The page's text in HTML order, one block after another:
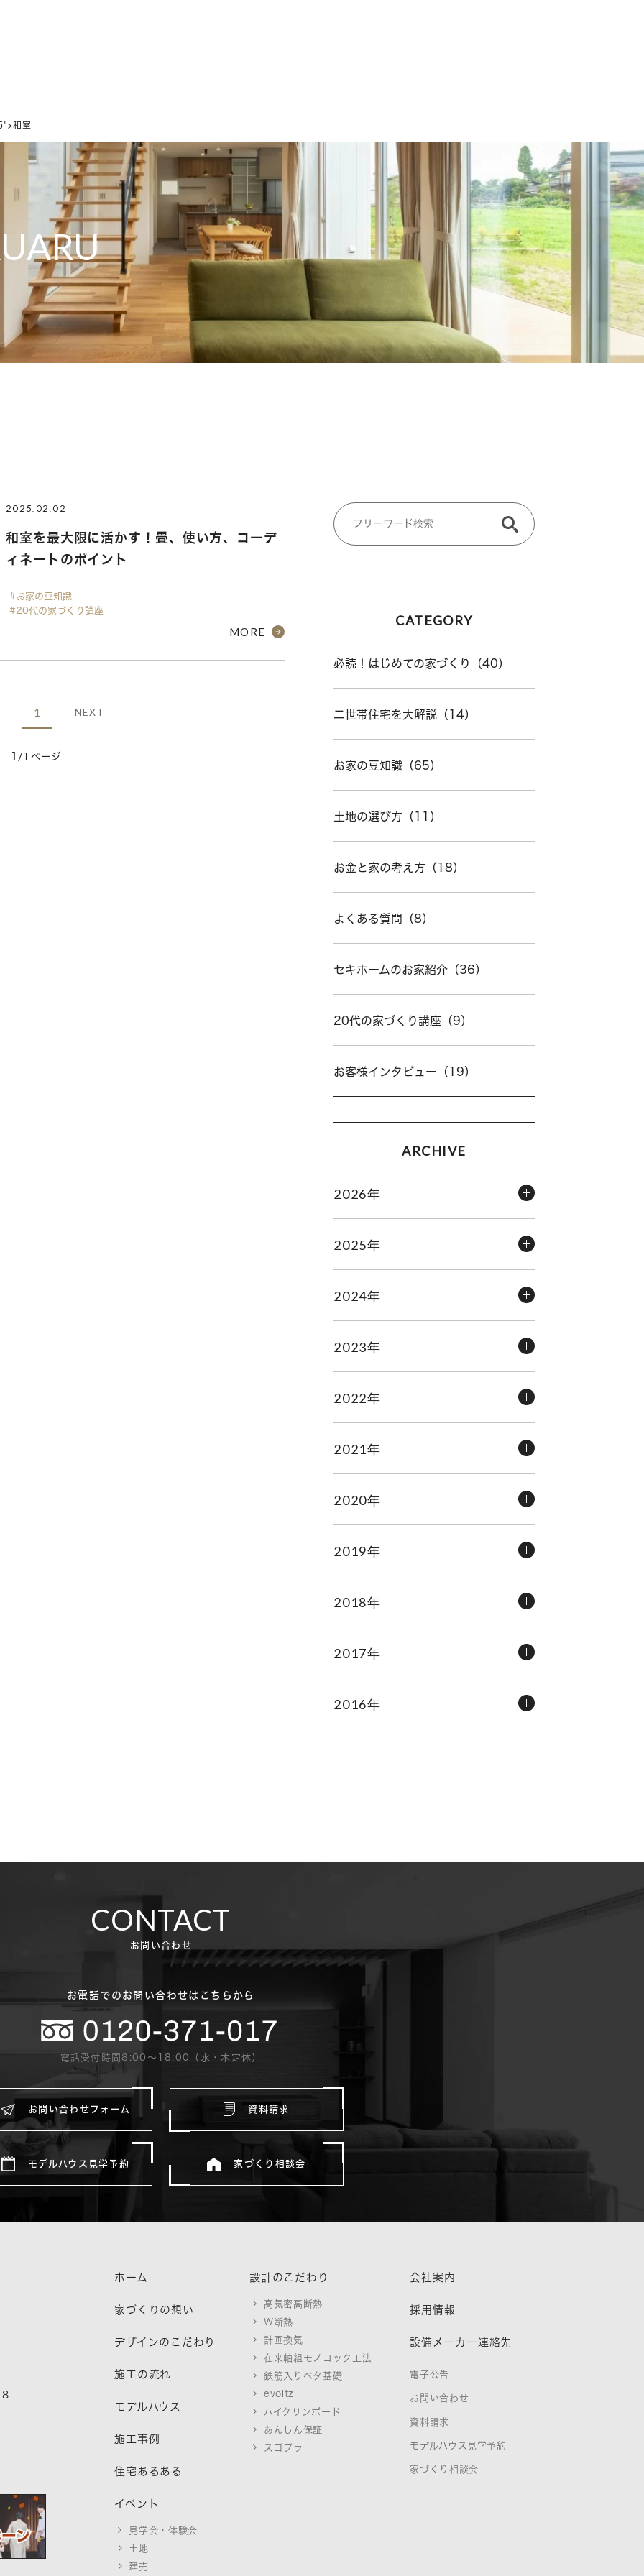
和室
2025.02.02
和室を最大限に活かす！畳、使い方、コーデ
ィネートのポイント
#お家の豆知識
#20代の家づくり講座
MORE
1 NEXT
1 /1ページ
CATEGORY
必読！はじめての家づくり（40）
二世帯住宅を大解説（14）
お家の豆知識（65）
土地の選び方（11）
お金と家の考え方（18）
よくある質問（8）
セキホームのお家紹介（36）
20代の家づくり講座（9）
お客様インタビュー（19）
ARCHIVE
2026年
2025年
2024年
2023年
2022年
2021年
2020年
2019年
2018年
2017年
2016年
CONTACT
お問い合わせ
お電話でのお問い合わせはこちらから
電話受付時間8:00〜18:00（水・木定休）
お問い合わせフォーム 資料請求
モデルハウス見学予約 家づくり相談会
ホーム
家づくりの想い
デザインのこだわり
施工の流れ
モデルハウス
施工事例
住宅あるある
イベント
見学会・体験会
土地
建売
設計のこだわり
高気密高断熱
W断熱
計画換気
在来軸組モノコック工法
鉄筋入りベタ基礎
evoltz
ハイクリンボード
あんしん保証
スゴプラ
会社案内
採用情報
設備メーカー連絡先
電子公告
お問い合わせ
資料請求
モデルハウス見学予約
家づくり相談会